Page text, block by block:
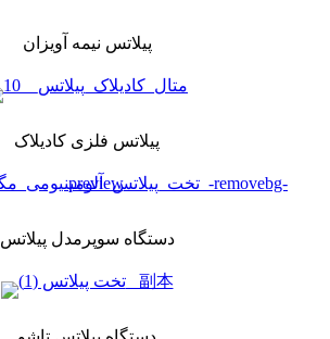
پیلاتس نیمه آویزان
پیلاتس فلزی کادیلاک
دستگاه سوپرمدل پیلاتس